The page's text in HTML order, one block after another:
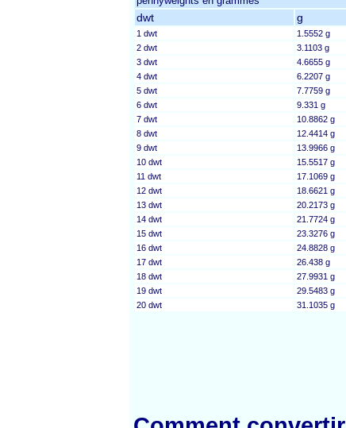
dwt g
1 dwt
1.5552 g
2 dwt
3.1103 g
3 dwt
4.6655 g
4 dwt
6.2207 g
5 dwt
7.7759 g
6 dwt
9.331 g
7 dwt
10.8862 g
8 dwt
12.4414 g
9 dwt
13.9966 g
10 dwt
15.5517 g
11 dwt
17.1069 g
12 dwt
18.6621 g
13 dwt
20.2173 g
14 dwt
21.7724 g
15 dwt
23.3276 g
16 dwt
24.8828 g
17 dwt
26.438 g
18 dwt
27.9931 g
19 dwt
29.5483 g
20 dwt
31.1035 g